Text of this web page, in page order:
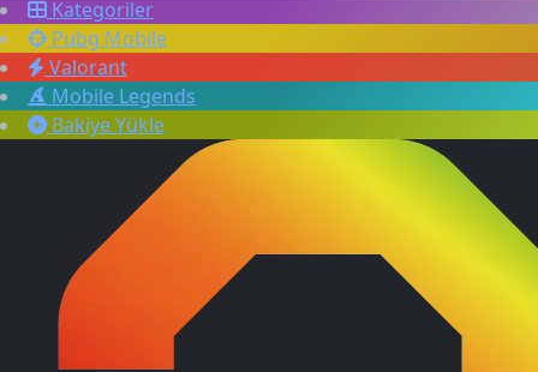
Kategoriler
Pubg Mobile
Valorant
Mobile Legends
Bakiye Yükle